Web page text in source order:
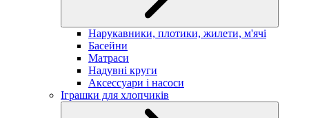
Нарукавники, плотики, жилети, м'ячі
Басейни
Матраси
Надувні круги
Аксессуари і насоси
Іграшки для хлопчиків